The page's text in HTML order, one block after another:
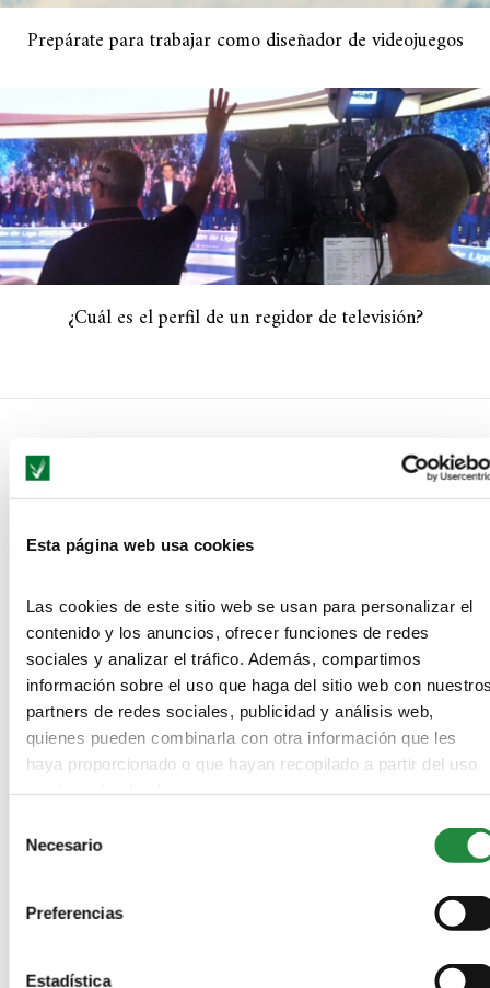
Esta página web usa cookies
Las cookies de este sitio web se usan para personalizar el
contenido y los anuncios, ofrecer funciones de redes
sociales y analizar el tráfico. Además, compartimos
información sobre el uso que haga del sitio web con
partners de redes sociales, publicidad y análisis web,
quienes pueden combinarla con otra información que les
haya proporcionado o que hayan recopilado a partir del uso
Necesario
Preferencias
Estadística
Prepárate para trabajar como diseñador de videojuegos
¿Cuál es el perfil de un regidor de televisión?
LEAVE A REPLY
time I comment.
Reglamento General de Protección de Datos (Reglamento UE 2016/679)
y en la Ley Orgánica 3/2018, de 5 de diciembre, de Protección de Datos